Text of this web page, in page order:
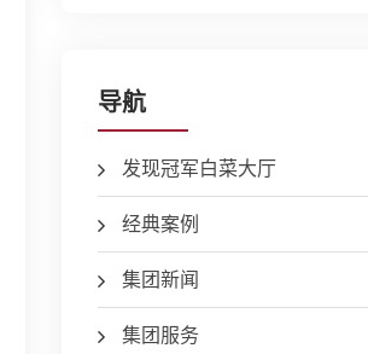
导航
发现冠军白菜大厅
经典案例
集团新闻
集团服务